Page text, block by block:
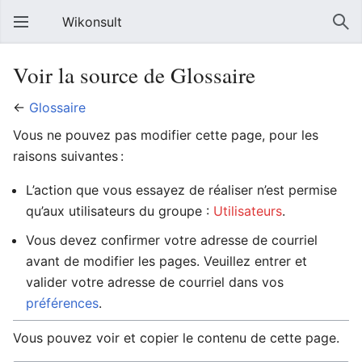
Wikonsult
Voir la source de Glossaire
← Glossaire
Vous ne pouvez pas modifier cette page, pour les
raisons suivantes :
L’action que vous essayez de réaliser n’est permise
qu’aux utilisateurs du groupe : Utilisateurs.
Vous devez confirmer votre adresse de courriel
avant de modifier les pages. Veuillez entrer et
valider votre adresse de courriel dans vos
préférences.
Vous pouvez voir et copier le contenu de cette page.